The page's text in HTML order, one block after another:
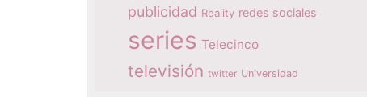
publicidad Reality redes sociales
series Telecinco
televisión twitter Universidad